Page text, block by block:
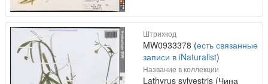
Штрихкод
MW0933378 (есть связанные
записи в iNaturalist)
Название в коллекции
Lathyrus sylvestris (Чина